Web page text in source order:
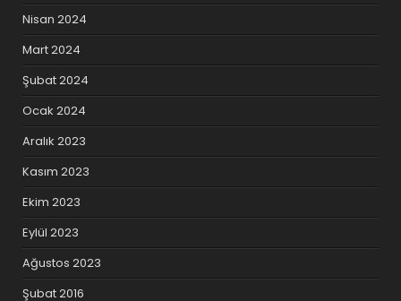
Nisan 2024
Mart 2024
Şubat 2024
Ocak 2024
Aralık 2023
Kasım 2023
Ekim 2023
Eylül 2023
Ağustos 2023
Şubat 2016